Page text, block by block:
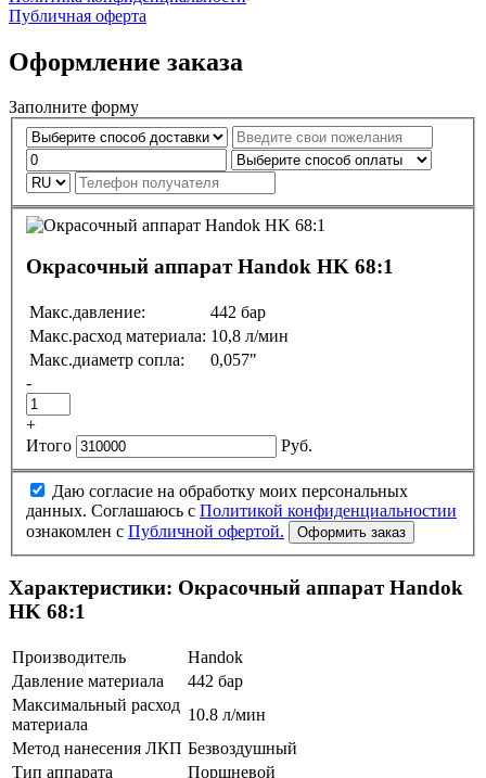
Публичная оферта
Оформление заказа
Заполните форму
Окрасочный аппарат Handok HK 68:1
Макс.давление:
442 бар
Макс.расход материала: 10,8 л/мин
Макс.диаметр сопла:
0,057"
-
+
Итого
Руб.
Даю согласие на обработку моих персональных
данных. Соглашаюсь с Политикой конфиденциальностии
ознакомлен с Публичной офертой.
Характеристики: Окрасочный аппарат Handok
HK 68:1
Производитель
Handok
Давление материала
442 бар
Максимальный расход
материала
10.8 л/мин
Метод нанесения ЛКП Безвоздушный
Тип аппарата
Поршневой